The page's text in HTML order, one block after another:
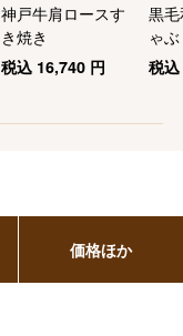
神戸牛肩ロースす
き焼き
税込 16,740 円
黒
ゃ
税
価格ほか